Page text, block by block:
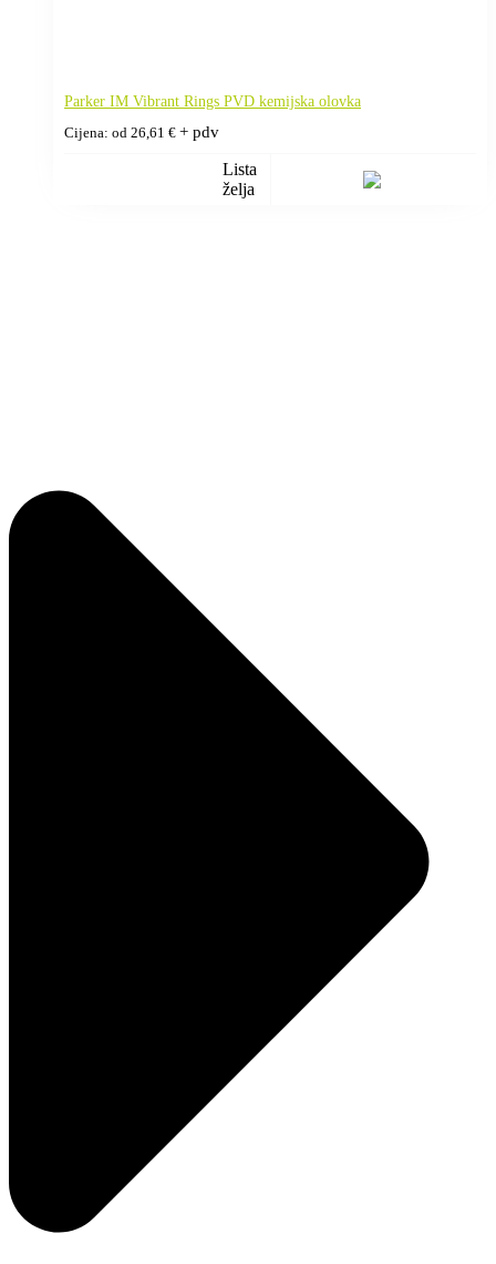
Parker IM Vibrant Rings PVD kemijska olovka
Cijena: od 26,61 € + pdv
Lista
želja